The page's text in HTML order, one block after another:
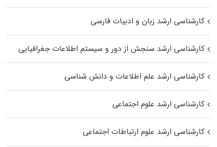
کارشناسی ارشد زبان و ادبیات فارسی
کارشناسی ارشد سنجش از دور و سیستم اطلاعات جغرافیایی
کارشناسی ارشد علم اطلاعات و دانش شناسی
کارشناسی ارشد علوم اجتماعی
کارشناسی ارشد علوم ارتباطات اجتماعی